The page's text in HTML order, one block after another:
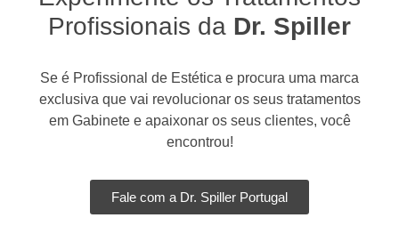
Profissionais da Dr. Spiller
Se é Profissional de Estética e procura uma marca
exclusiva que vai revolucionar os seus tratamentos
em Gabinete e apaixonar os seus clientes, você
encontrou!
Fale com a Dr. Spiller Portugal